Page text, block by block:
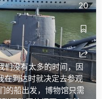
没有太多的时间，因
在到达时就决定去参观
的船出发，博物馆只需
20